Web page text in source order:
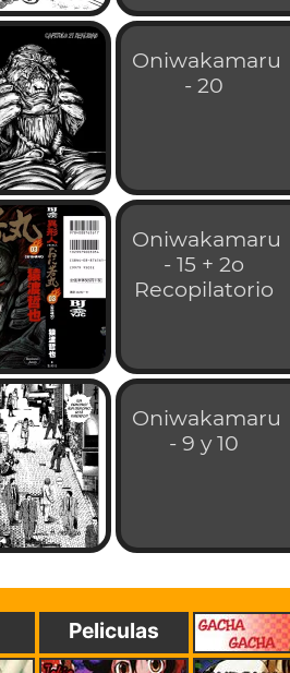
Oniwakamaru
- 20
Oniwakamaru
- 15 + 2o
Recopilatorio
Oniwakamaru
- 9 y 10
Peliculas